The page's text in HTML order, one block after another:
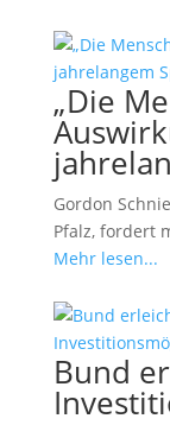
„Die
Gordon
Pfalz, fordert
Mehr lesen...
Bund